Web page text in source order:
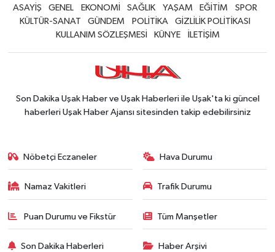
ASAYİŞ GENEL EKONOMİ SAĞLIK YAŞAM EĞİTİM
SPOR
KÜLTÜR-SANAT
GÜNDEM POLİTİKA
GİZLİLİK POLİTİKASI
KULLANIM SÖZLEŞMESİ
KÜNYE İLETİŞİM
Son Dakika Uşak Haber ve Uşak Haberleri ile Uşak'ta ki güncel
haberleri Uşak Haber Ajansı sitesinden takip edebilirsiniz
Nöbetçi Eczaneler Hava Durumu
Namaz Vakitleri Trafik Durumu
Puan Durumu ve Fikstür Tüm Manşetler
Son Dakika Haberleri Haber Arşivi